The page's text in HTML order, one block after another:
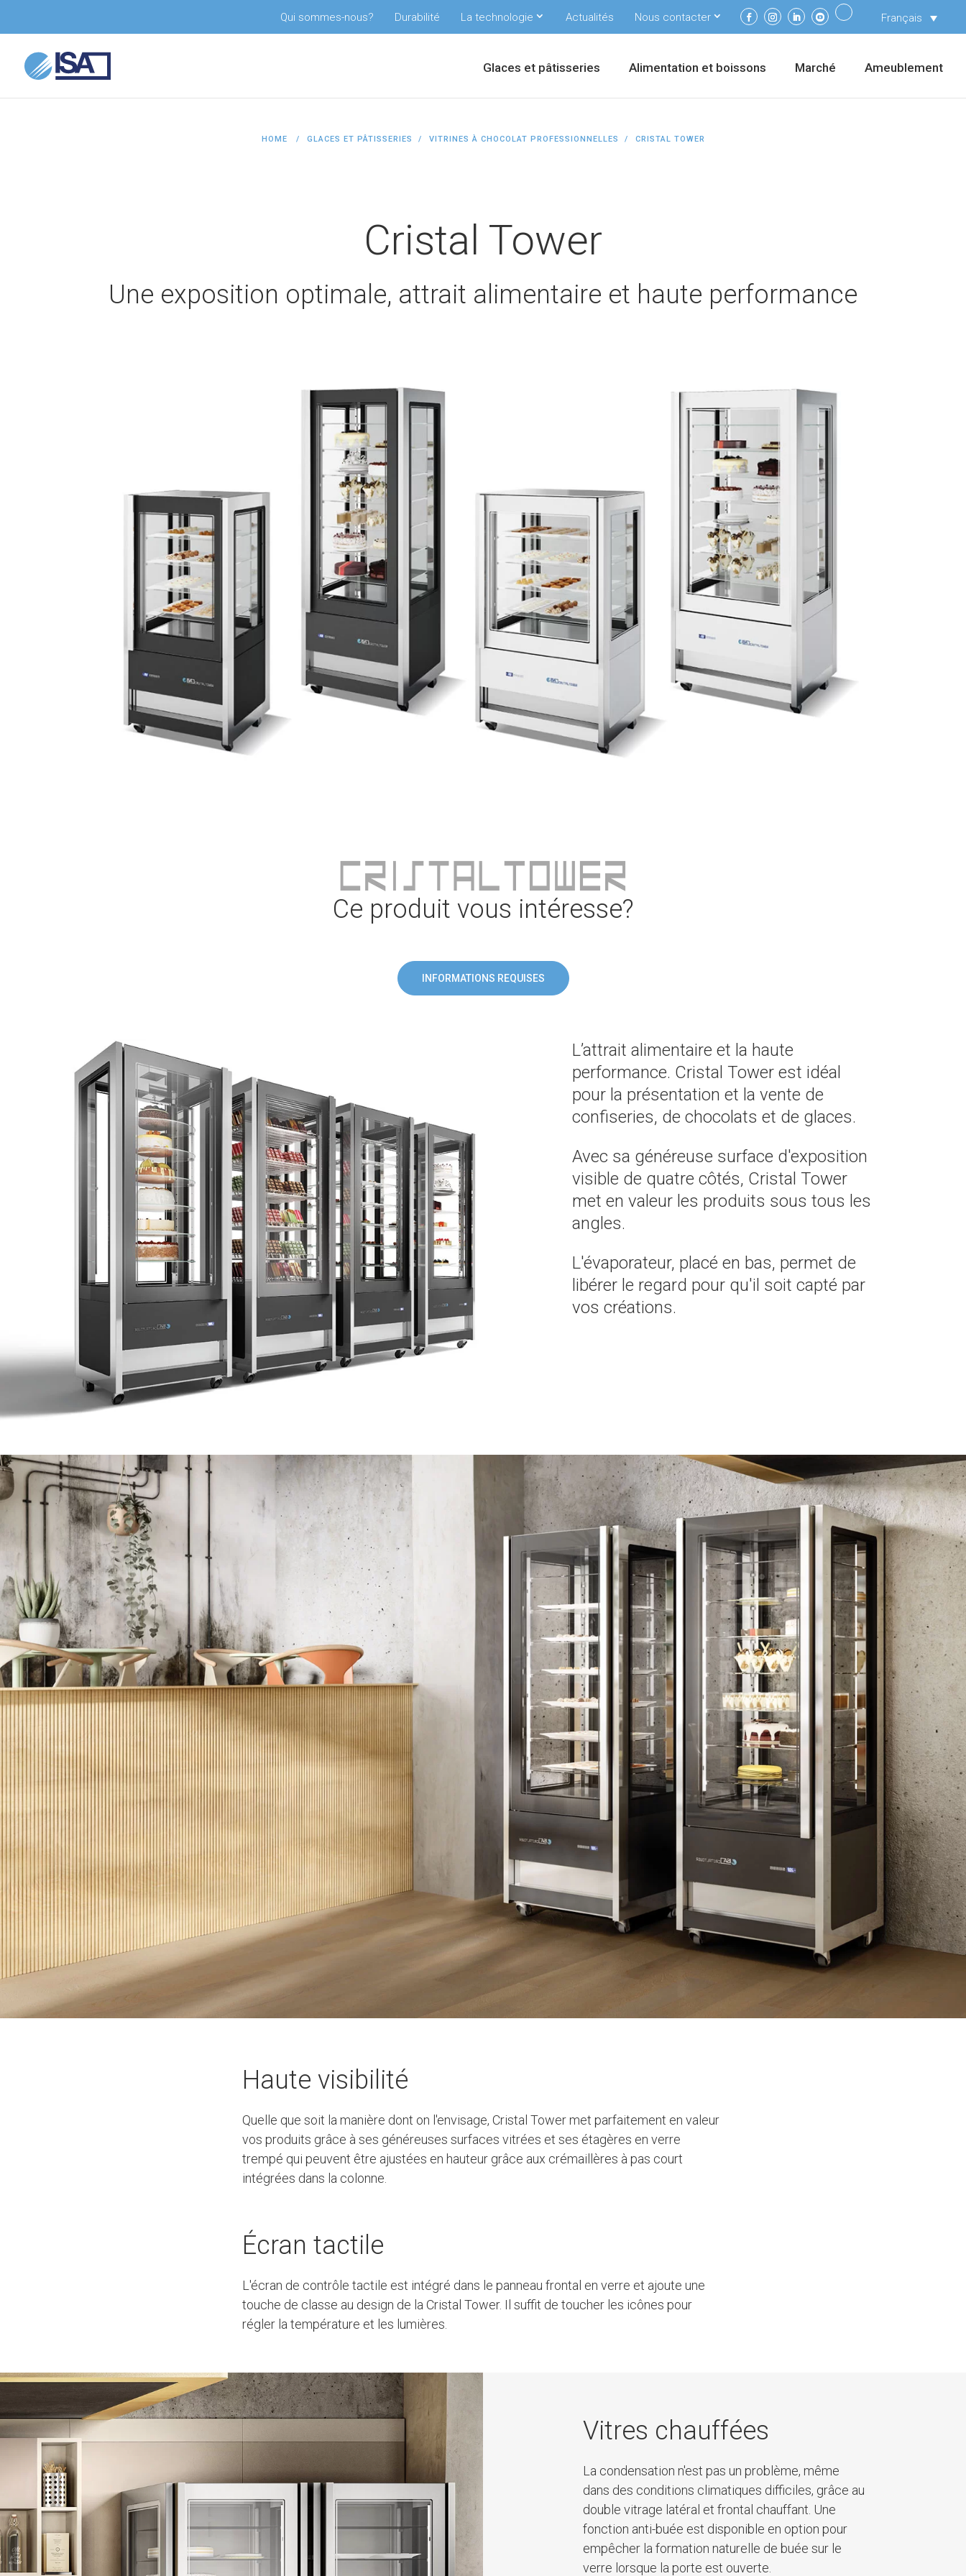
Qui sommes-nous? Durabilité La technologie Actualités Nous contacter Français
Glaces et pâtisseries Alimentation et boissons Marché Ameublement
HOME GLACES ET PÂTISSERIES VITRINES À CHOCOLAT PROFESSIONNELLES CRISTAL TOWER
Cristal Tower
Une exposition optimale, attrait alimentaire et haute performance
Ce produit vous intéresse?
INFORMATIONS REQUISES
L’attrait alimentaire et la haute
performance. Cristal Tower est idéal
pour la présentation et la vente de
confiseries, de chocolats et de glaces.
Avec sa généreuse surface d'exposition
visible de quatre côtés, Cristal Tower
met en valeur les produits sous tous les
angles.
L'évaporateur, placé en bas, permet de
libérer le regard pour qu'il soit capté par
vos créations.
Haute visibilité
Quelle que soit la manière dont on l'envisage, Cristal Tower met parfaitement en valeur
vos produits grâce à ses généreuses surfaces vitrées et ses étagères en verre
trempé qui peuvent être ajustées en hauteur grâce aux crémaillères à pas court
intégrées dans la colonne.
Écran tactile
L'écran de contrôle tactile est intégré dans le panneau frontal en verre et ajoute une
touche de classe au design de la Cristal Tower. Il suffit de toucher les icônes pour
régler la température et les lumières.
Vitres chauffées
La condensation n'est pas un problème, même
dans des conditions climatiques difficiles, grâce au
double vitrage latéral et frontal chauffant. Une
fonction anti-buée est disponible en option pour
empêcher la formation naturelle de buée sur le
verre lorsque la porte est ouverte.